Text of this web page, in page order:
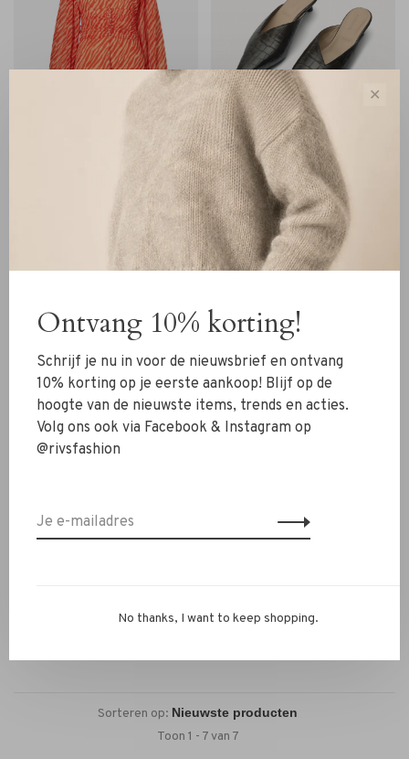
Notes Du Nord Genny
Recycled Dress zebra
€122,50
Malene Birger
Malene Birger Micea Pump
dusty brown
€490,00 €343,00
check€139,30
Sorteren op:
Toon 1 - 7 van 7
✕
Ontvang 10% korting!
Schrijf je nu in voor de nieuwsbrief en ontvang
10% korting op je eerste aankoop! Blijf op de
hoogte van de nieuwste items, trends en acties.
Volg ons ook via Facebook & Instagram op
@rivsfashion
No thanks, I want to keep shopping.